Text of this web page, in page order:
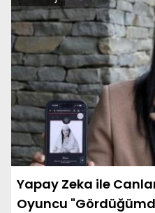
Yapay Zeka ile
Oyuncu